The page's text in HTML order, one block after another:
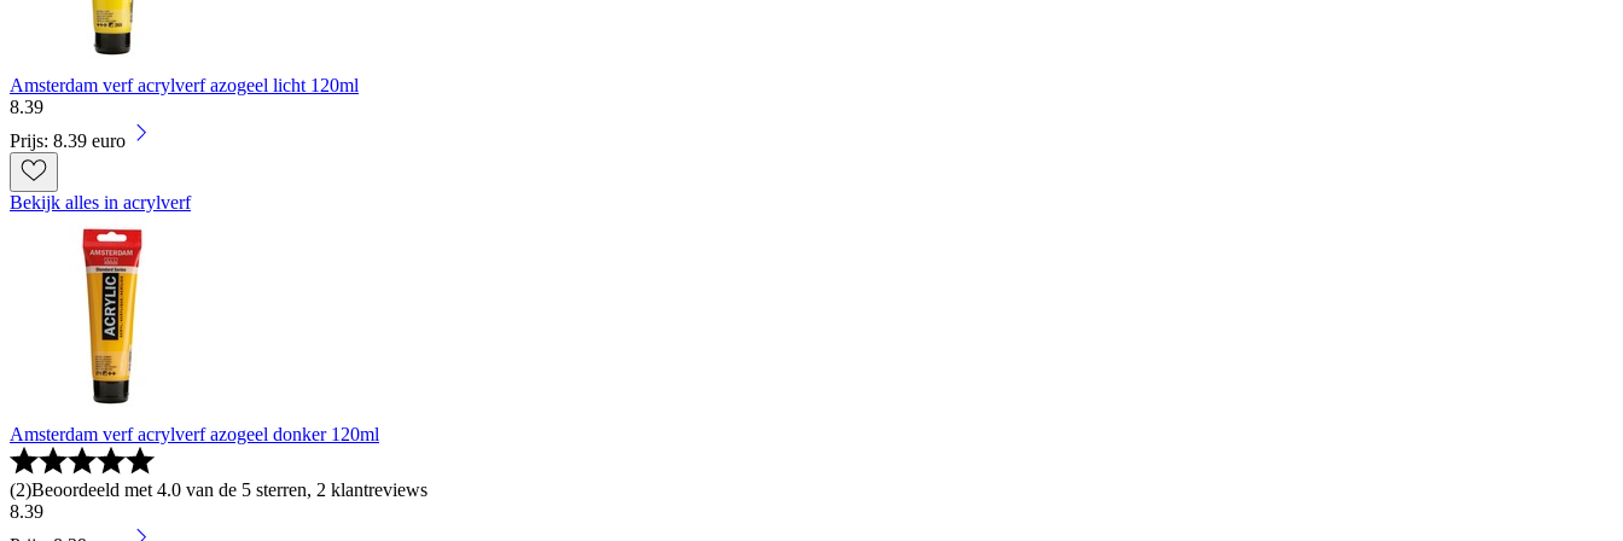
Amsterdam verf acrylverf azogeel licht 120ml
8.39
Prijs: 8.39 euro
Bekijk alles in acrylverf
Amsterdam verf acrylverf azogeel donker 120ml
(2)Beoordeeld met 4.0 van de 5 sterren, 2 klantreviews
8.39